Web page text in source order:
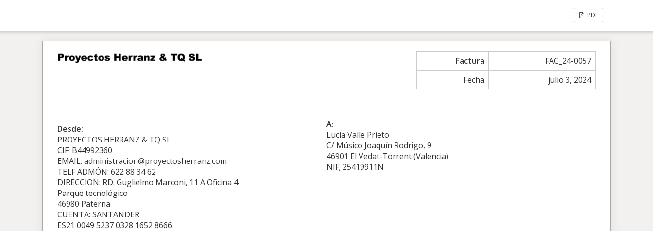
PDF
Factura
FAC_24-0057
Fecha
julio 3, 2024
Desde:
PROYECTOS HERRANZ & TQ SL
CIF: B44992360
EMAIL: administracion@proyectosherranz.com
TELF ADMÓN: 622 88 34 62
DIRECCION: RD. Guglielmo Marconi, 11 A Oficina 4
Parque tecnológico
46980 Paterna
CUENTA: SANTANDER
ES21 0049 5237 0328 1652 8666
A:
Lucía Valle Prieto
C/ Músico Joaquín Rodrigo, 9
46901 El Vedat-Torrent (Valencia)
NIF; 25419911N